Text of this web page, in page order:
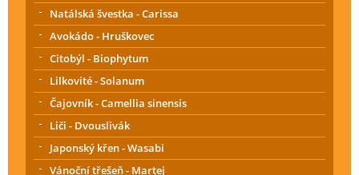
Natálská švestka - Carissa
Avokádo - Hruškovec
Citobýl - Biophytum
Lilkovité - Solanum
Čajovník - Camellia sinensis
Liči - Dvouslivák
Japonský křen - Wasabi
Vánoční třešeň - Martej